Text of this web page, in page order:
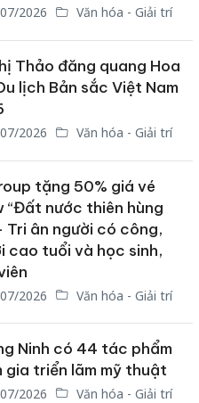
2026 Văn hóa - Giải trí
Thảo đăng quang Hoa
lịch Bản sắc Việt Nam
2026 Văn hóa - Giải trí
tặng 50% giá vé
“Đất nước thiên hùng
Tri ân người có công,
cao tuổi và học sinh,
2026 Văn hóa - Giải trí
Ninh có 44 tác phẩm
gia triển lãm mỹ thuật
2026 Văn hóa - Giải trí